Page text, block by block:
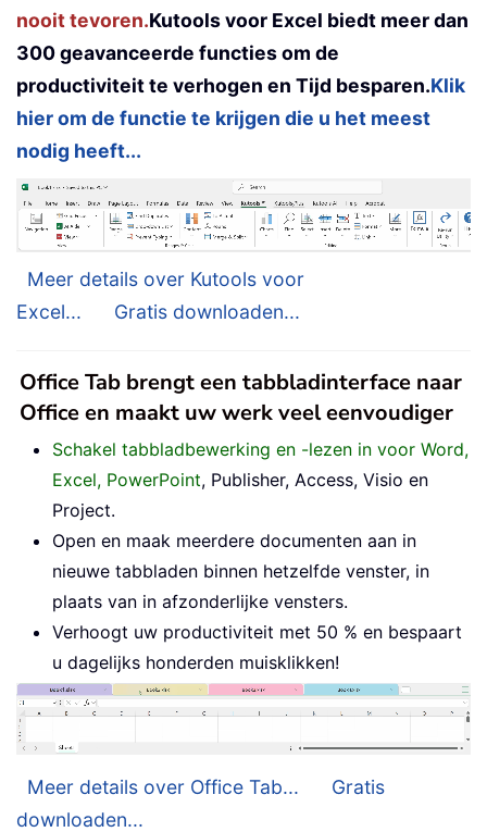
nooit tevoren.Kutools voor Excel biedt meer dan
300 geavanceerde functies om de
productiviteit te verhogen en Tijd besparen.Klik
hier om de functie te krijgen die u het meest
nodig heeft...
Meer details over Kutools voor
Excel...
Gratis downloaden...
Office Tab brengt een tabbladinterface naar
Office en maakt uw werk veel eenvoudiger
Schakel tabbladbewerking en -lezen in voor Word,
Excel, PowerPoint, Publisher, Access, Visio en
Project.
Open en maak meerdere documenten aan in
nieuwe tabbladen binnen hetzelfde venster, in
plaats van in afzonderlijke vensters.
Verhoogt uw productiviteit met 50 % en bespaart
u dagelijks honderden muisklikken!
Meer details over Office Tab...
Gratis
downloaden...